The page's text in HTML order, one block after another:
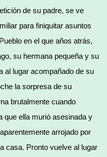
de su padre, se ve
para finiquitar asuntos
en el que años atrás,
su hermana pequeña y su
al lugar acompañado de su
la sorpresa de su
brutalmente cuando
que ella murió asesinada y
arrojado por
casa. Pronto vuelve al lugar